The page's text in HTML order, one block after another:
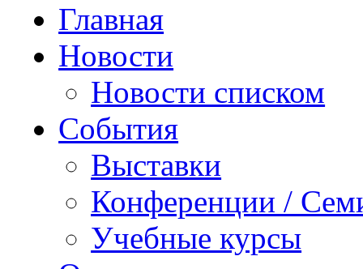
Главная
Новости
Новости списком
События
Выставки
Конференции /
Учебные курсы